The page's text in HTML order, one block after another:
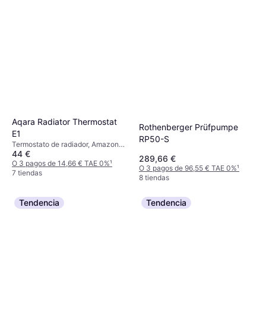
Aqara Radiator Thermostat
E1
Termostato de radiador, Amazon
Alexa, Google Assistant
44 €
O 3 pagos de 14,66 € TAE 0%¹
7 tiendas
Rothenberger Prüfpumpe
RP50-S
289,66 €
O 3 pagos de 96,55 € TAE 0%¹
8 tiendas
Tendencia Tendencia